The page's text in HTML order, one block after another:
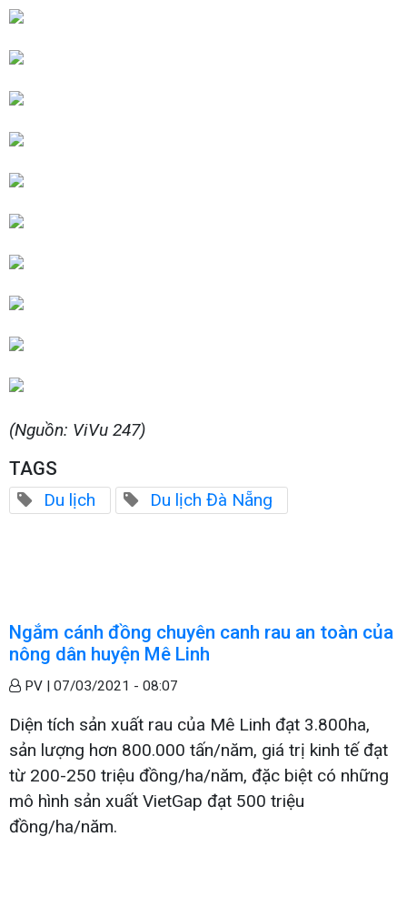
(Nguồn: ViVu 247)
TAGS
Du lịch Du lịch Đà Nẵng
Ngắm cánh đồng chuyên canh rau an toàn của
nông dân huyện Mê Linh
PV | 07/03/2021 - 08:07
Diện tích sản xuất rau của Mê Linh đạt 3.800ha,
sản lượng hơn 800.000 tấn/năm, giá trị kinh tế đạt
từ 200-250 triệu đồng/ha/năm, đặc biệt có những
mô hình sản xuất VietGap đạt 500 triệu
đồng/ha/năm.